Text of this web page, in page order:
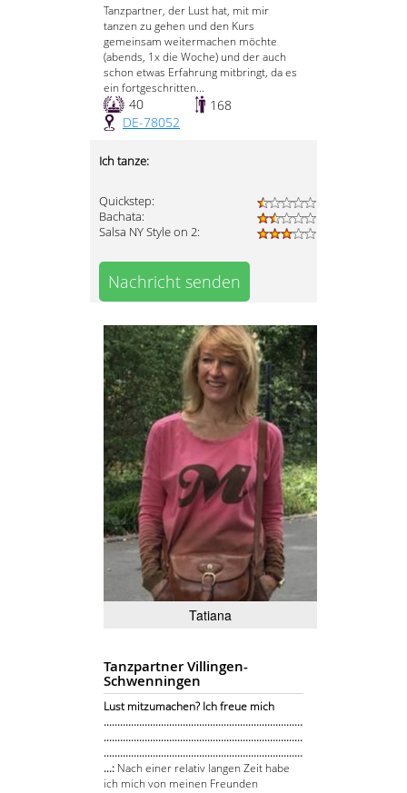
Tanzpartner, der Lust hat, mit mir
tanzen zu gehen und den Kurs
gemeinsam weitermachen möchte
(abends, 1x die Woche) und der auch
schon etwas Erfahrung mitbringt, da es
ein fortgeschritten...
40
168
DE-78052
Ich tanze:
Quickstep:
Bachata:
Salsa NY Style on 2:
Nachricht senden
Tatiana
Tanzpartner Villingen-
Schwenningen
Lust mitzumachen? Ich freue mich
.........................................................................
.........................................................................
.........................................................................
...: Nach einer relativ langen Zeit habe
ich mich von meinen Freunden